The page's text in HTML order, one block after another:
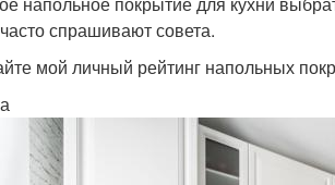
спрашивают совета.
мой личный рейтинг напольных